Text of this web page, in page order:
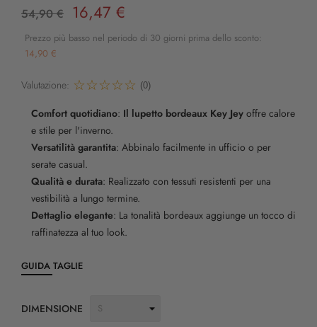
54,90 € 16,47 €
Prezzo più basso nel periodo di 30 giorni prima dello sconto:
14,90 €
Valutazione: (0)
Comfort quotidiano: Il lupetto bordeaux Key Jey offre calore
e stile per l'inverno.
Versatilità garantita: Abbinalo facilmente in ufficio o per
serate casual.
Qualità e durata: Realizzato con tessuti resistenti per una
vestibilità a lungo termine.
Dettaglio elegante: La tonalità bordeaux aggiunge un tocco di
raffinatezza al tuo look.
GUIDA TAGLIE
DIMENSIONE